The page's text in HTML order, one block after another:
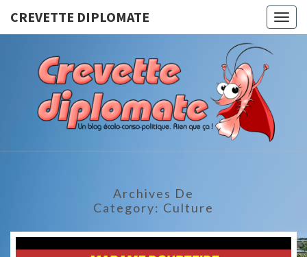
CREVETTE DIPLOMATE
Un Blog
Écolo-
Conso-
Politique.
Archives De
Category: Culture